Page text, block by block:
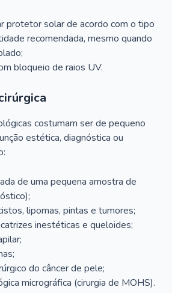
protetor solar de acordo com o tipo
recomendada, mesmo quando
bloqueio de raios UV.
costumam ser de pequeno
estética, diagnóstica ou
de uma pequena amostra de
lipomas, pintas e tumores;
inestéticas e queloides;
do câncer de pele;
micrográfica (cirurgia de MOHS).